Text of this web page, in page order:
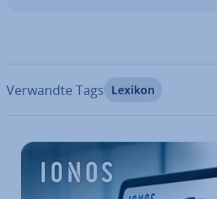
Verwandte Tags Lexikon
Zum Hauptmenü